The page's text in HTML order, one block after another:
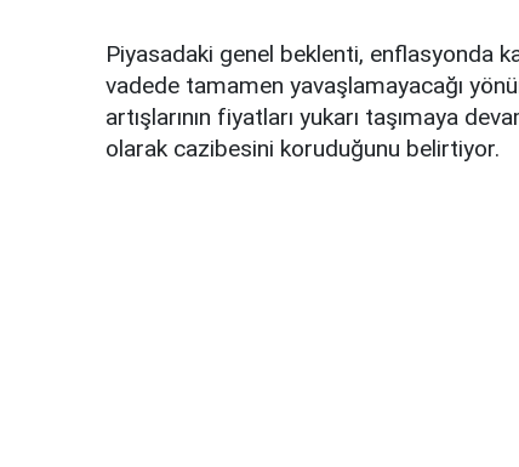
Piyasadaki genel beklenti, enflasyonda
vadede tamamen yavaşlamayacağı
artışlarının fiyatları yukarı taşımaya
olarak cazibesini koruduğunu belirtiyor.